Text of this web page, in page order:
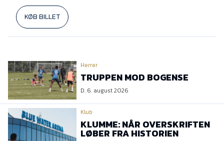
KØB BILLET
Herrer
TRUPPEN MOD BOGENSE
D. 6. august 2026
Klub
KLUMME: NÅR OVERSKRIFTEN
LØBER FRA HISTORIEN